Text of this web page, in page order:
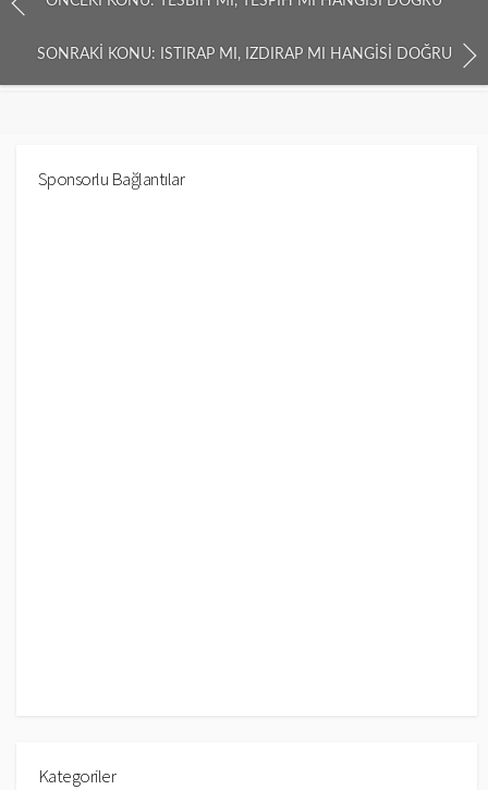
SONRAKI KONU: ISTIRAP MI, IZDIRAP MI HANGISI DOĞRU
Sponsorlu Bağlantılar
Kategoriler